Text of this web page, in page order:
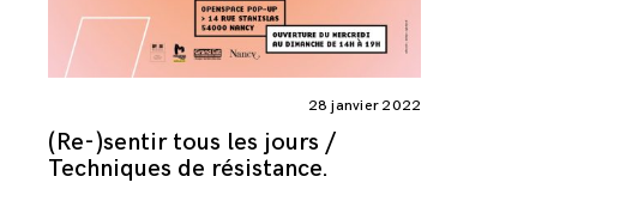
28 janvier 2022
(Re-)sentir tous les jours /
Techniques de résistance.